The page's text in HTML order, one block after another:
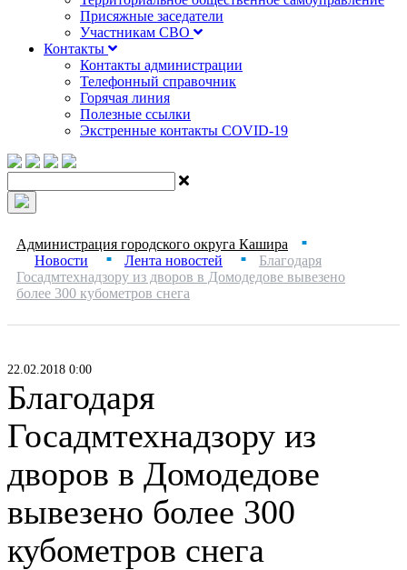
Присяжные заседатели
Участникам СВО
Контакты
Контакты администрации
Телефонный справочник
Горячая линия
Полезные ссылки
Экстренные контакты COVID-19
Администрация городского округа Кашира ■
Новости ■ Лента новостей ■
Благодаря
Госадмтехнадзору из дворов в Домодедове вывезено
более 300 кубометров снега
22.02.2018 0:00
Благодаря
Госадмтехнадзору из
дворов в Домодедове
вывезено более 300
кубометров снега